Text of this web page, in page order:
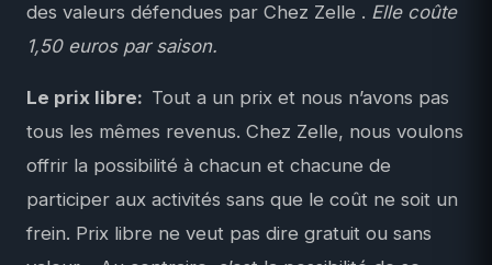
des valeurs défendues par Chez Zelle . Elle coûte
1,50 euros par saison.
Le prix libre: Tout a un prix et nous n’avons pas
tous les mêmes revenus. Chez Zelle, nous voulons
offrir la possibilité à chacun et chacune de
participer aux activités sans que le coût ne soit un
frein. Prix libre ne veut pas dire gratuit ou sans